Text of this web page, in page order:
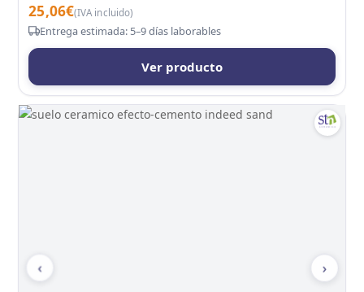
25,06€(IVA incluido)
Entrega estimada: 5–9 días laborables
Ver producto
‹ ›